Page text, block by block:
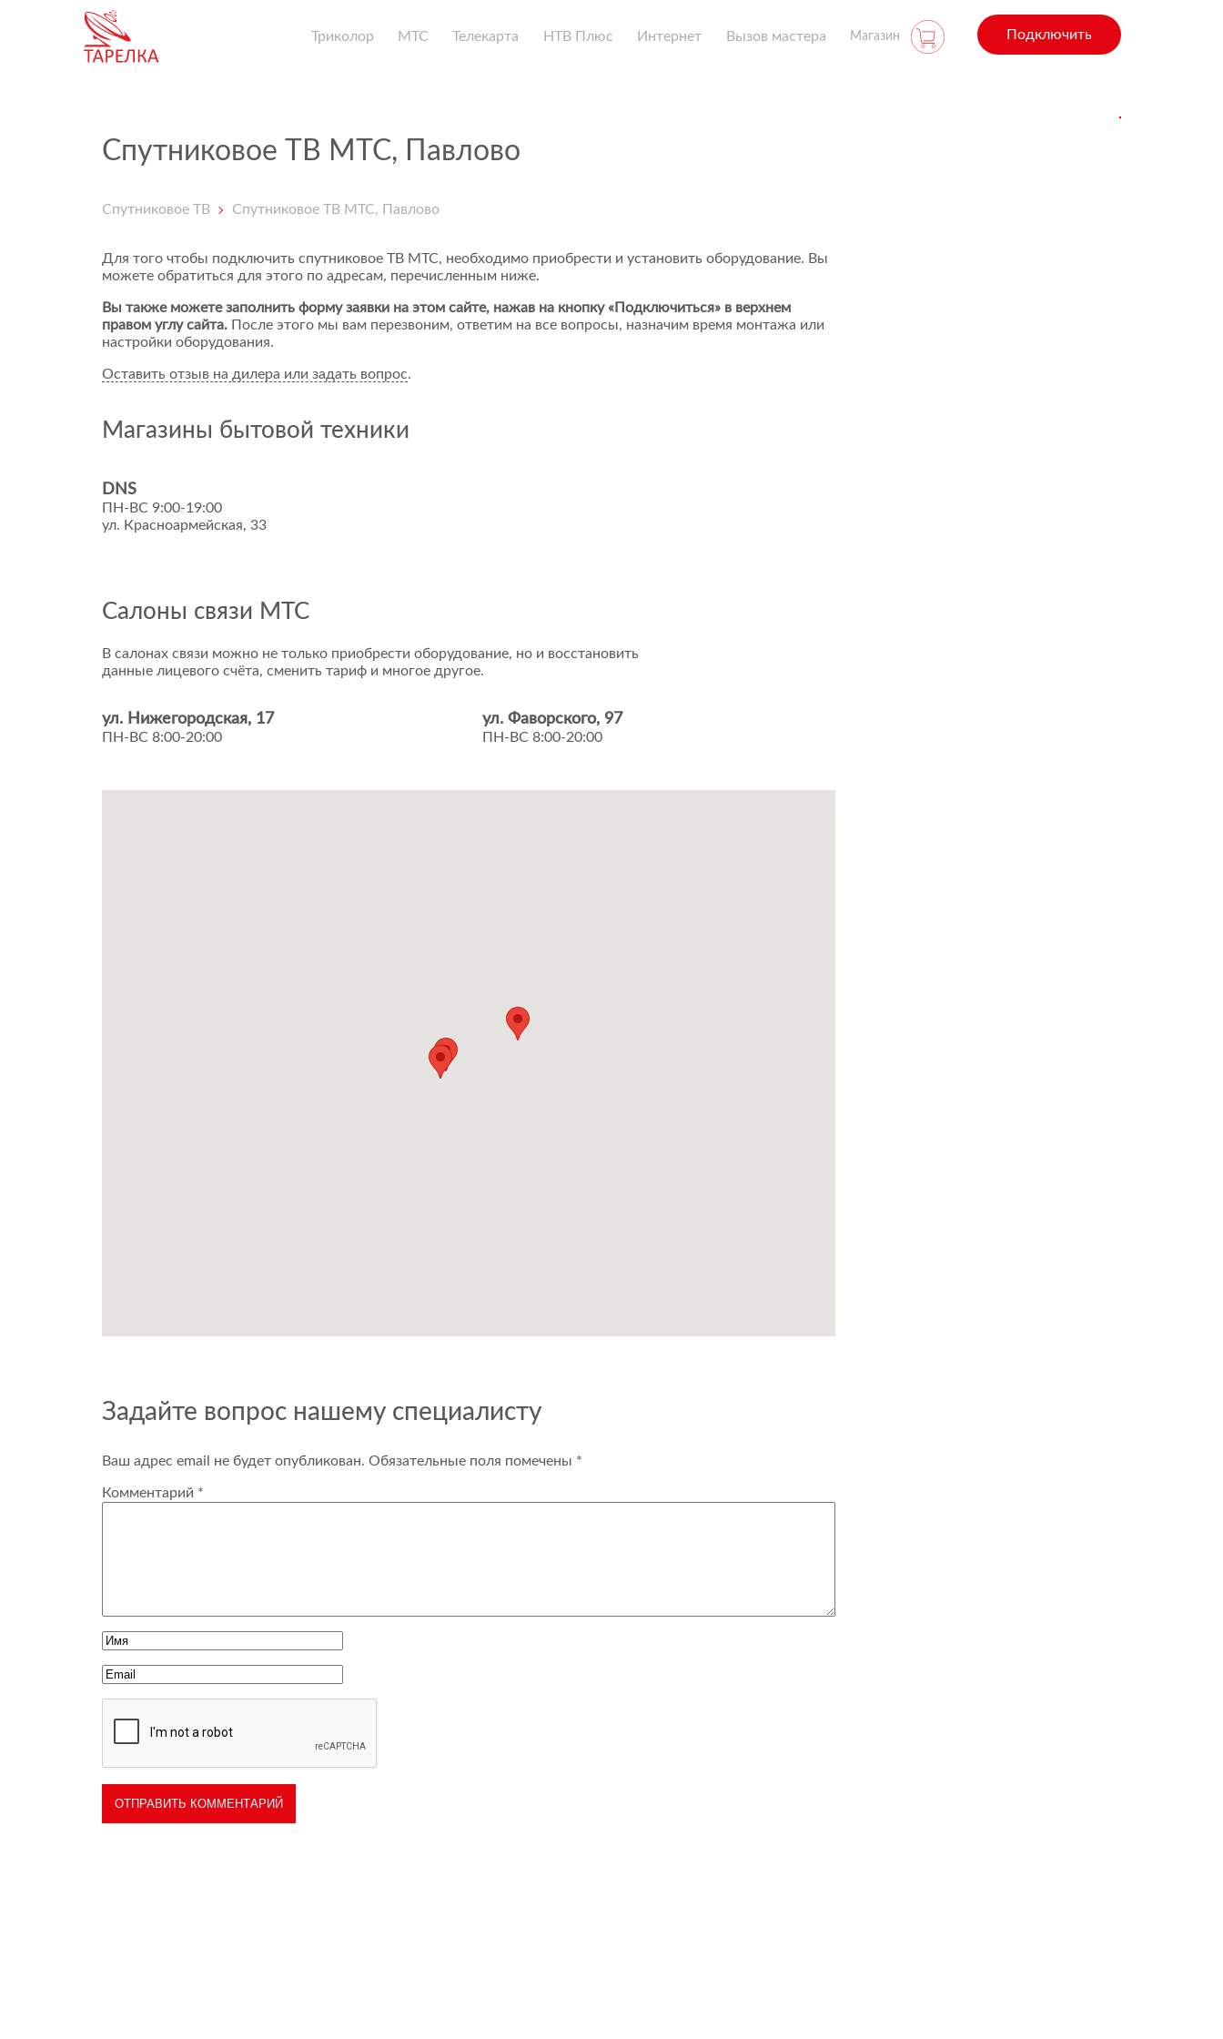
Триколор МТС Телекарта НТВ Плюс Интернет Вызов мастера Магазин Подключить
Спутниковое ТВ МТС, Павлово
Спутниковое ТВ Спутниковое ТВ МТС, Павлово
Для того чтобы подключить спутниковое ТВ МТС, необходимо приобрести и установить оборудование. Вы
можете обратиться для этого по адресам, перечисленным ниже.
Вы также можете заполнить форму заявки на этом сайте, нажав на кнопку «Подключиться» в верхнем
правом углу сайта. После этого мы вам перезвоним, ответим на все вопросы, назначим время монтажа или
настройки оборудования.
Оставить отзыв на дилера или задать вопрос.
Магазины бытовой техники
DNS
ПН-ВС 9:00-19:00
ул. Красноармейская, 33
Салоны связи МТС
В салонах связи можно не только приобрести оборудование, но и восстановить
данные лицевого счёта, сменить тариф и многое другое.
ул. Нижегородская, 17
ПН-ВС 8:00-20:00
ул. Фаворского, 97
ПН-ВС 8:00-20:00
Задайте вопрос нашему специалисту
Ваш адрес email не будет опубликован. Обязательные поля помечены *
Комментарий *